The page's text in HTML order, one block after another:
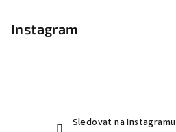
Instagram
Sledovat na Instagramu